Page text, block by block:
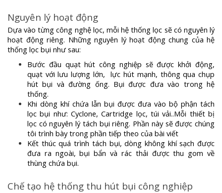
Nguyên lý hoạt động
Dựa vào từng công nghệ lọc, mỗi hệ thống lọc sẽ có nguyên lý
hoạt động riêng. Những nguyên lý hoạt động chung của hệ
thống lọc bụi như sau:
Bước đầu quạt hút công nghiệp sẽ được khởi động,
quạt với lưu lượng lớn, lực hút mạnh, thông qua chụp
hút bụi và đường ống. Bụi được đưa vào trong hệ
thống.
Khi dòng khí chứa lẫn bụi được đưa vào bộ phận tách
lọc bụi như: Cyclone, Cartridge lọc, túi vải..Mỗi thiết bị
lọc có nguyên lý tách bụi riêng. Phần này sẽ được chúng
tôi trình bày trong phần tiếp theo của bài viết
Kết thúc quá trình tách bụi, dòng không khí sạch được
đưa ra ngoài, bụi bẩn và rác thải được thu gom về
thùng chứa bụi.
Chế tạo hệ thống thu hút bụi công nghiệp